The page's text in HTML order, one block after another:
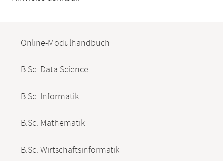
NavigationOnline-Modulhandbuch
B.Sc. Data Science
B.Sc. Informatik
B.Sc. Mathematik
B.Sc. Wirtschaftsinformatik